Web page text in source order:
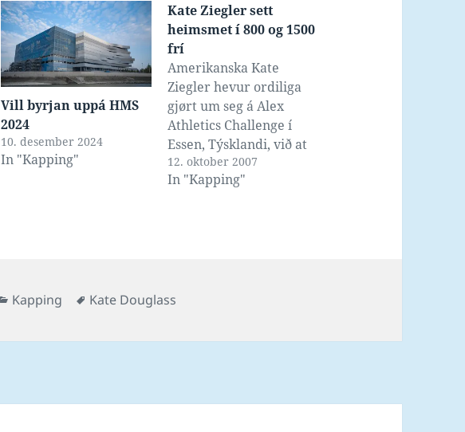
Vill byrjan uppá HMS
2024
10. desember 2024
In "Kapping"
Kate Ziegler sett
heimsmet í 800 og 1500
frí
Amerikanska Kate
Ziegler hevur ordiliga
gjørt um seg á Alex
Athletics Challenge í
Essen, Týsklandi, við at
taka heimsmetið í 1500
frí á stuttbana, og í
Manadou átti bæði
12. oktober 2007
In "Kapping"
Categories
Kapping Tags
Kate Douglass